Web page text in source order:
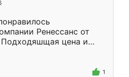
Ренессанс от
цена и
Приехавший
Владислав
эскизу самый
1